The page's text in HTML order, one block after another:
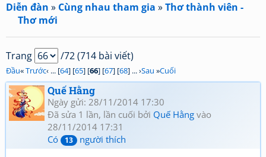
Diễn đàn » Cùng nhau tham gia »Thơ thành viên -
Thơ mới
Trang /72 (714 bài viết)
Đầu«Trước‹ ... [64] [65] [66] [67] [68] ... ›Sau »Cuối
Quế Hằng
Ngày gửi: 28/11/2014 17:30
Đã sửa 1 lần, lần cuối bởi Quế Hằng vào
28/11/2014 17:31
Có
13 người thích